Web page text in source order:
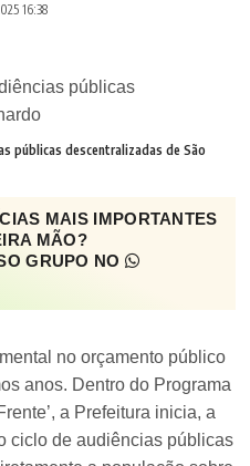
16:38
públicas descentralizadas de São
MAIS IMPORTANTES
MÃO?
GRUPO NO
no orçamento público
anos. Dentro do Programa
a Prefeitura inicia, a
ciclo de audiências públicas